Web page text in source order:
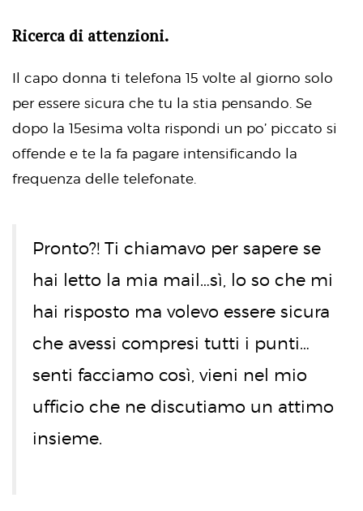
Ricerca di attenzioni.
Il capo donna ti telefona 15 volte al giorno solo
per essere sicura che tu la stia pensando. Se
dopo la 15esima volta rispondi un po’ piccato si
offende e te la fa pagare intensificando la
frequenza delle telefonate.
Pronto?! Ti chiamavo per sapere se
hai letto la mia mail…sì, lo so che mi
hai risposto ma volevo essere sicura
che avessi compresi tutti i punti…
senti facciamo così, vieni nel mio
ufficio che ne discutiamo un attimo
insieme.